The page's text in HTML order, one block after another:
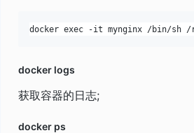
docker logs
获取容器的日志;
docker ps